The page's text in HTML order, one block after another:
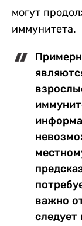
могут
иммунитета.
важно
следует